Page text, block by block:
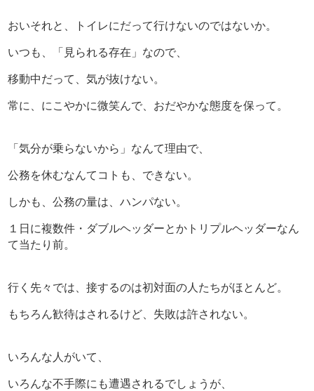
おいそれと、トイレにだって行けないのではないか。
いつも、「見られる存在」なので、
移動中だって、気が抜けない。
常に、にこやかに微笑んで、おだやかな態度を保って。
「気分が乗らないから」なんて理由で、
公務を休むなんてコトも、できない。
しかも、公務の量は、ハンパない。
１日に複数件・ダブルヘッダーとかトリプルヘッダーなん
て当たり前。
行く先々では、接するのは初対面の人たちがほとんど。
もちろん歓待はされるけど、失敗は許されない。
いろんな人がいて、
いろんな不手際にも遭遇されるでしょうが、